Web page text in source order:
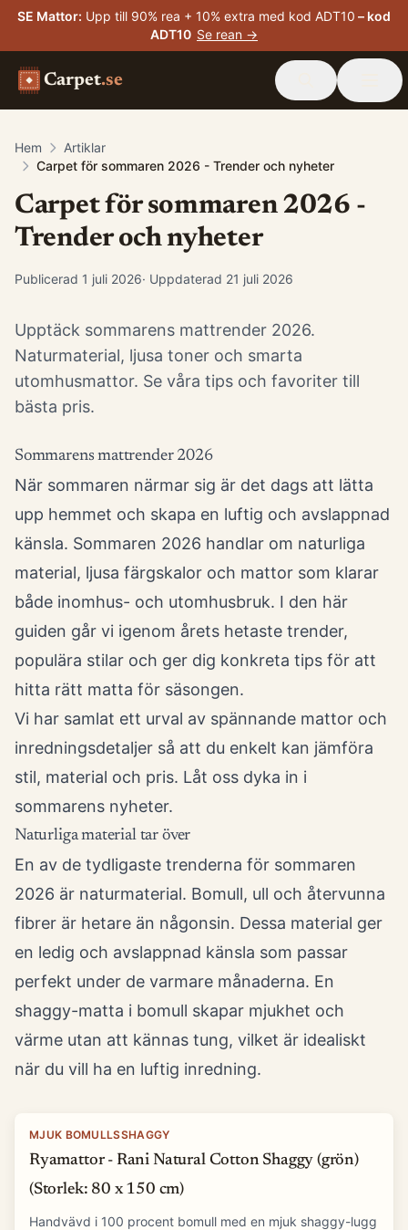
SE Mattor: Upp till 90% rea + 10% extra med kod ADT10 – kod
ADT10 Se rean →
Carpet.se
Hem
Artiklar
Carpet för sommaren 2026 - Trender och nyheter
Carpet för sommaren 2026 -
Trender och nyheter
Publicerad 1 juli 2026· Uppdaterad 21 juli 2026
Upptäck sommarens mattrender 2026.
Naturmaterial, ljusa toner och smarta
utomhusmattor. Se våra tips och favoriter till
bästa pris.
Sommarens mattrender 2026
När sommaren närmar sig är det dags att lätta
upp hemmet och skapa en luftig och avslappnad
känsla. Sommaren 2026 handlar om naturliga
material, ljusa färgskalor och mattor som klarar
både inomhus- och utomhusbruk. I den här
guiden går vi igenom årets hetaste trender,
populära stilar och ger dig konkreta tips för att
hitta rätt matta för säsongen.
Vi har samlat ett urval av spännande mattor och
inredningsdetaljer så att du enkelt kan jämföra
stil, material och pris. Låt oss dyka in i
sommarens nyheter.
Naturliga material tar över
En av de tydligaste trenderna för sommaren
2026 är naturmaterial. Bomull, ull och återvunna
fibrer är hetare än någonsin. Dessa material ger
en ledig och avslappnad känsla som passar
perfekt under de varmare månaderna. En
shaggy-matta i bomull skapar mjukhet och
värme utan att kännas tung, vilket är idealiskt
när du vill ha en luftig inredning.
MJUK BOMULLSSHAGGY
Ryamattor - Rani Natural Cotton Shaggy (grön)
(Storlek: 80 x 150 cm)
Handvävd i 100 procent bomull med en mjuk shaggy-lugg